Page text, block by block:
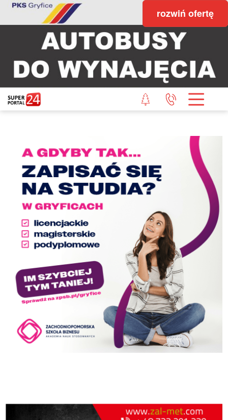
rozwiń ofertę
STRONA GŁÓWNA
POWIAT GRYFICKI
WIADOMOŚCI Z LASU
STUDIO SUPERPORTALU
KONTAKT
REDAKCJA
REGULAMIN